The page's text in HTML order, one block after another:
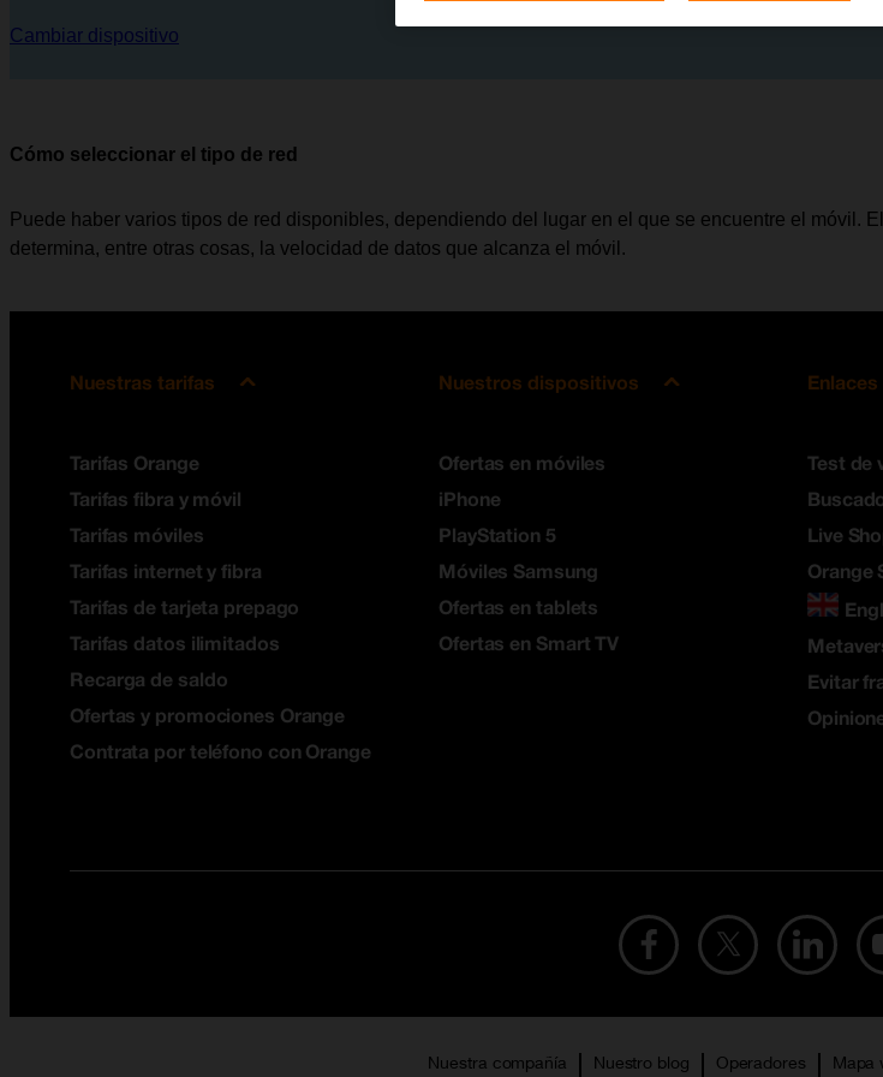
Cambiar dispositivo
Cómo seleccionar el tipo de red
Puede haber varios tipos de red disponibles, dependiendo del lugar en el que se encuentre el móvil.
determina, entre otras cosas, la velocidad de datos que alcanza el móvil.
Nuestras tarifas
Tarifas Orange
Tarifas fibra y móvil
Tarifas móviles
Tarifas internet y fibra
Tarifas de tarjeta prepago
Tarifas datos ilimitados
Recarga de saldo
Ofertas y promociones Orange
Contrata por teléfono con Orange
Nuestros dispositivos
Ofertas en móviles
iPhone
PlayStation 5
Móviles Samsung
Ofertas en tablets
Ofertas en Smart TV
Test de
Live
Orange
Evitar
Nuestra compañía Nuestro blog Operadores Mapa